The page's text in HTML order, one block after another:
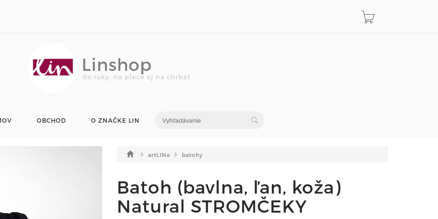
Linshop
do ruky, na plece aj na chrbát
OBCHOD O ZNAČKE LIN
artLINe batohy
Batoh (bavlna, ľan, koža)
Natural STROMČEKY